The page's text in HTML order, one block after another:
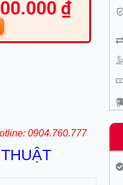
₫.
₫
hiện
tại
là:
0904.760.777